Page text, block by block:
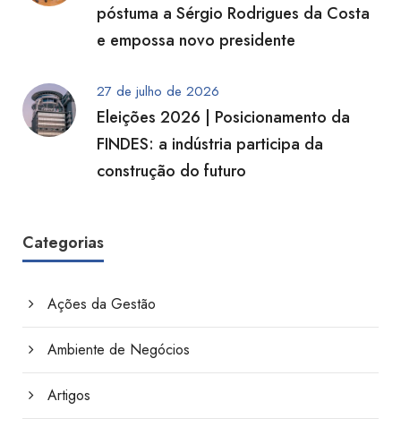
póstuma a Sérgio Rodrigues da Costa
e empossa novo presidente
27 de julho de 2026
Eleições 2026 | Posicionamento da
FINDES: a indústria participa da
construção do futuro
Categorias
Ações da Gestão
Ambiente de Negócios
Artigos